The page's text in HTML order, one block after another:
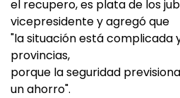
el recupero, es plata de los
vicepresidente y agregó que
"la situación está complicada
provincias,
porque la seguridad
un ahorro".